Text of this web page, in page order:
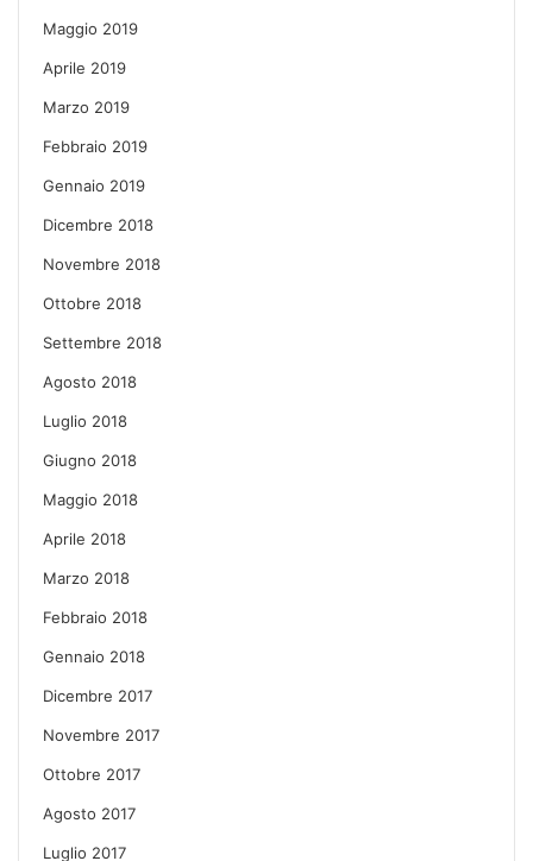
Maggio 2019
Aprile 2019
Marzo 2019
Febbraio 2019
Gennaio 2019
Dicembre 2018
Novembre 2018
Ottobre 2018
Settembre 2018
Agosto 2018
Luglio 2018
Giugno 2018
Maggio 2018
Aprile 2018
Marzo 2018
Febbraio 2018
Gennaio 2018
Dicembre 2017
Novembre 2017
Ottobre 2017
Agosto 2017
Luglio 2017